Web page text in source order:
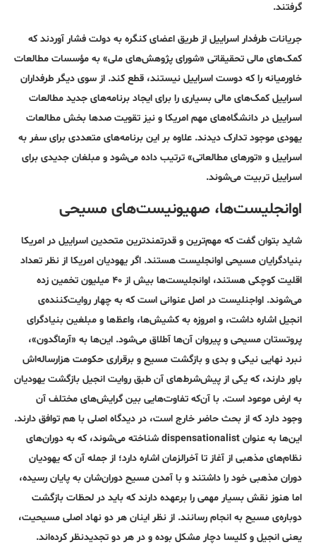
گرفتند.
جریانات طرفدار اسراییل از طریق اعضای کنگره به دولت فشار آوردند که
کمک‌های مالی تحقیقاتی «شورای پژوهش‌های ملی» به مؤسسات مطالعات
خاورمیانه را که دوست اسراییل نیستند، قطع کند. از سوی دیگر طرفداران
اسراییل کمک‌های مالی بسیاری را برای ایجاد برنامه‌های جدید مطالعات
اسراییل در دانشگاه‌های مهم امریکا و نیز تقویت صد‌ها بخش مطالعات
یهودی موجود تدارک دیدند. علاوه بر این برنامه‌های متعددی برای سفر به
اسراییل و «تور‌های مطالعاتی» ترتیب داده می‌شود و مبلغان جدیدی برای
اسراییل تربیت می‌شوند.
اوانجلیست‌ها، صهیونیست‌های مسیحی
شاید بتوان گفت که مهم‌ترین و قدرتمند‌ترین متحدین اسراییل در امریکا
بنیاد‌گرایان مسیحی اوانجلیست هستند. اگر یهودیان امریکا از نظر تعداد
اقلیت کوچکی هستند، اوانجلیست‌ها بیش از ۴۰ میلیون تخمین زده
می‌شوند. اواجنلیست در اصل عنوانی است که به چهار روایت‌کننده‌ی
انجیل اشاره داشت، و امروزه به کشیش‌ها، واعظ‌ها و مبلغین بنیاد‌گرای
پروتستان مسیحی و پیروان آن‌ها آطلاق می‌شود. این‌ها به «آرماگدون»،
نبرد نهایی نیکی و بدی و بازگشت مسیح و برقراری حکومت هزار‌ساله‌اش
باور دارند، که یکی از پیش‌شرط‌های آن طبق روایت انجیل بازگشت یهودیان
به ارض موعود است. با آن‌که تفاوت‌هایی بین گرایش‌های مختلف آن
وجود دارد که از بحث حاضر خارج است، در دیدگاه اصلی با هم توافق دارند.
این‌ها به عنوان dispensationalist شناخته می‌شوند، که به دوران‌های
نظام‌های مذهبی از آغاز تا آخرالزمان اشاره دارد؛ از جمله آن که یهودیان
دوران مذهبی خود را داشتند و با آمدن مسیح دوران‌شان به پایان رسیده،
اما هنوز نقش بسیار مهمی را برعهده دارند که باید در لحظات بازگشت
دوباره‌ی مسیح به انجام رسانند. از نظر اینان هر دو نهاد اصلی مسیحیت،
یعنی انجیل و کلیسا دچار مشکل بوده و در هر دو تجدید‌نظر کرده‌اند.